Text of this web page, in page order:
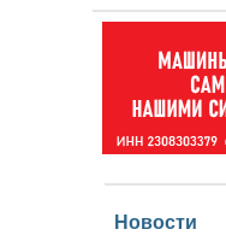
Новости